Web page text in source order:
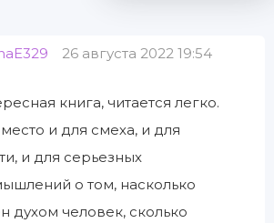
26 августа 2022 19:54
книга, читается легко.
место и для смеха, и для
и для серьезных
о том, насколько
духом человек, сколько